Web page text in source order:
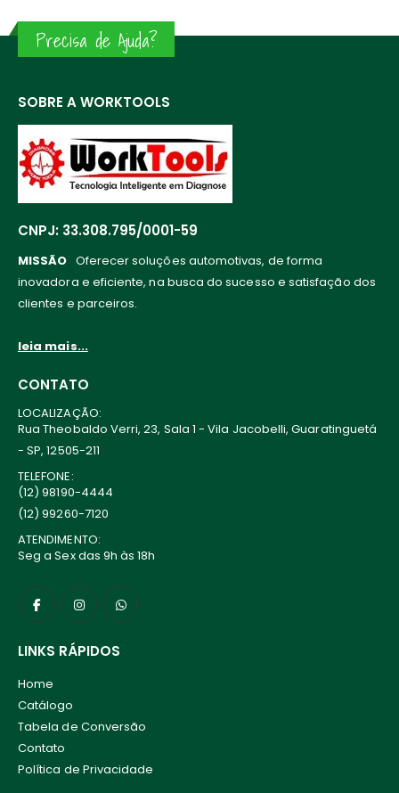
Precisa de Ajuda?
SOBRE A WORKTOOLS
CNPJ: 33.308.795/0001-59
MISSÃO Oferecer soluções automotivas, de forma
inovadora e eficiente, na busca do sucesso e satisfação dos
clientes e parceiros.
leia mais...
CONTATO
LOCALIZAÇÃO:
Rua Theobaldo Verri, 23, Sala 1 - Vila Jacobelli, Guaratinguetá
- SP, 12505-211
TELEFONE:
(12) 98190-4444
(12) 99260-7120
ATENDIMENTO:
Seg a Sex das 9h às 18h
LINKS RÁPIDOS
Home
Catálogo
Tabela de Conversão
Contato
Política de Privacidade